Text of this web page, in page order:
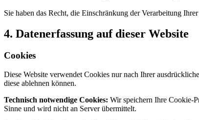
Sie haben das Recht, die Einschränkung der Verarbeitung
4. Datenerfassung auf dieser Website
Cookies
Diese Website verwendet Cookies nur nach Ihrer
diese ablehnen können.
Technisch notwendige Cookies: Wir speichern Ihre Cookie-
Sinne und wird nicht an Server übermittelt.